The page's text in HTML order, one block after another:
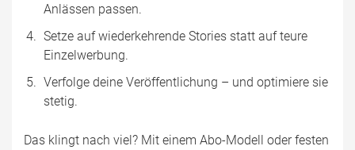
Anlässen passen.
Setze auf wiederkehrende Stories statt auf teure
Einzelwerbung.
Verfolge deine Veröffentlichung – und optimiere sie
stetig.
Das klingt nach viel? Mit einem Abo-Modell oder festen